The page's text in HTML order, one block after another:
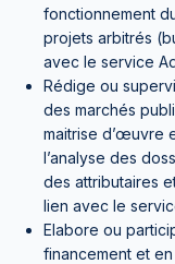
fonctionnement
projets arbitrés
avec le service
Rédige ou
des marchés
maitrise d’œuvre
l’analyse des
des attributaires
lien avec le
Elabore ou
financement et